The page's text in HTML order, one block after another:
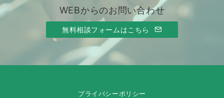
WEBからのお問い合わせ
無料相談フォームはこちら
プライバシーポリシー